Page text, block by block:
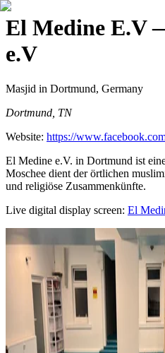
El Medine E.V
e.V
Masjid in Dortmund, Germany
Dortmund, TN
Website: https://
El Medine e.V. in Dortmund ist
Moschee dient der örtlichen
und religiöse Zusammenkünfte.
Live digital display screen: El